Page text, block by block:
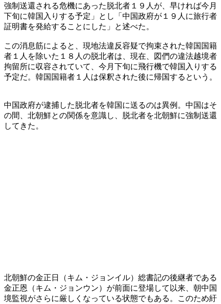
強制送還される危機にあった脱北者１９人が、早ければ今月
下旬に韓国入りする予定」とし「中国政府が１９人に旅行者
証明書を発給することにした」と述べた。
この消息筋によると、現地法違反容疑で拘束された韓国国籍
者１人を除いた１８人の脱北者は、現在、図們の違法越境者
拘留所に収容されていて、今月下旬に飛行機で韓国入りする
予定だ。韓国国籍者１人は保釈された後に帰国するという。
中国政府が逮捕した脱北者を韓国に送るのは異例。中国はそ
の間、北朝鮮との関係を意識し、脱北者を北朝鮮に強制送還
してきた。
北朝鮮の金正日（キム・ジョンイル）総書記の後継者である
金正恩（キム・ジョンウン）が前面に登場して以来、朝中国
境監視がさらに厳しくなっている状態でもある。このため紆